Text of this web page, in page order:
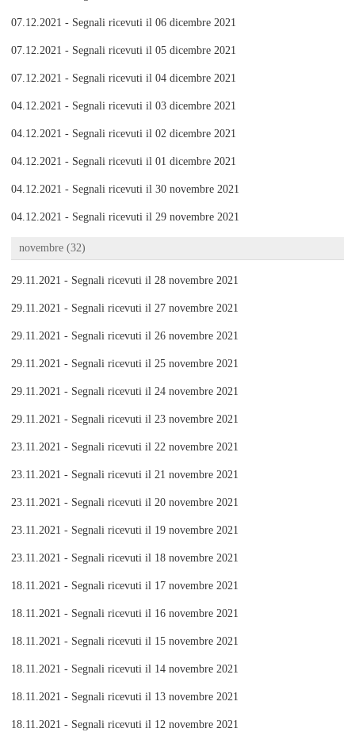
07.12.2021 - Segnali ricevuti il 06 dicembre 2021
07.12.2021 - Segnali ricevuti il 05 dicembre 2021
07.12.2021 - Segnali ricevuti il 04 dicembre 2021
04.12.2021 - Segnali ricevuti il 03 dicembre 2021
04.12.2021 - Segnali ricevuti il 02 dicembre 2021
04.12.2021 - Segnali ricevuti il 01 dicembre 2021
04.12.2021 - Segnali ricevuti il 30 novembre 2021
04.12.2021 - Segnali ricevuti il 29 novembre 2021
novembre (32)
29.11.2021 - Segnali ricevuti il 28 novembre 2021
29.11.2021 - Segnali ricevuti il 27 novembre 2021
29.11.2021 - Segnali ricevuti il 26 novembre 2021
29.11.2021 - Segnali ricevuti il 25 novembre 2021
29.11.2021 - Segnali ricevuti il 24 novembre 2021
29.11.2021 - Segnali ricevuti il 23 novembre 2021
23.11.2021 - Segnali ricevuti il 22 novembre 2021
23.11.2021 - Segnali ricevuti il 21 novembre 2021
23.11.2021 - Segnali ricevuti il 20 novembre 2021
23.11.2021 - Segnali ricevuti il 19 novembre 2021
23.11.2021 - Segnali ricevuti il 18 novembre 2021
18.11.2021 - Segnali ricevuti il 17 novembre 2021
18.11.2021 - Segnali ricevuti il 16 novembre 2021
18.11.2021 - Segnali ricevuti il 15 novembre 2021
18.11.2021 - Segnali ricevuti il 14 novembre 2021
18.11.2021 - Segnali ricevuti il 13 novembre 2021
18.11.2021 - Segnali ricevuti il 12 novembre 2021